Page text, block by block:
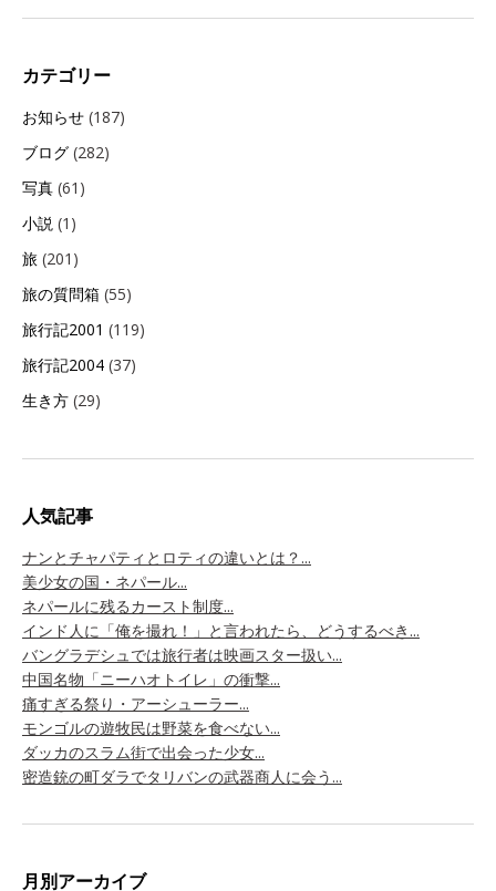
カテゴリー
お知らせ (187)
ブログ (282)
写真 (61)
小説 (1)
旅 (201)
旅の質問箱 (55)
旅行記2001 (119)
旅行記2004 (37)
生き方 (29)
人気記事
ナンとチャパティとロティの違いとは？...
美少女の国・ネパール...
ネパールに残るカースト制度...
インド人に「俺を撮れ！」と言われたら、どうするべき...
バングラデシュでは旅行者は映画スター扱い...
中国名物「ニーハオトイレ」の衝撃...
痛すぎる祭り・アーシューラー...
モンゴルの遊牧民は野菜を食べない...
ダッカのスラム街で出会った少女...
密造銃の町ダラでタリバンの武器商人に会う...
月別アーカイブ